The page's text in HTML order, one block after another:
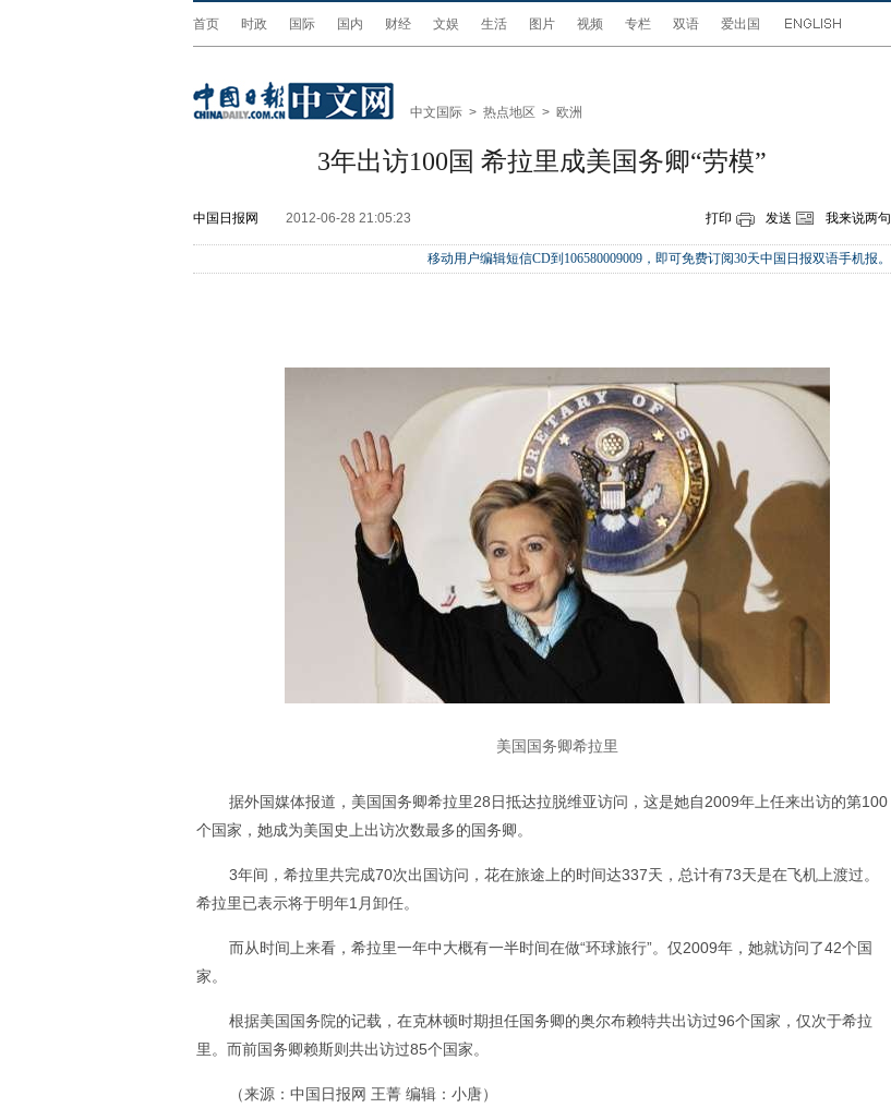
首页 时政 国际 国内 财经 文娱 生活 图片 视频 专栏 双语 爱出国
中文国际 > 热点地区 > 欧洲
3年出访100国 希拉里成美国务卿“劳模”
中国日报网 2012-06-28 21:05:23 打印 发送 我来说两句
移动用户编辑短信CD到106580009009，即可免费订阅30天中国日报双语手机报。
美国国务卿希拉里
据外国媒体报道，美国国务卿希拉里28日抵达拉脱维亚访问，这是她自2009年上任来出访的第100
个国家，她成为美国史上出访次数最多的国务卿。
3年间，希拉里共完成70次出国访问，花在旅途上的时间达337天，总计有73天是在飞机上渡过。
希拉里已表示将于明年1月卸任。
而从时间上来看，希拉里一年中大概有一半时间在做“环球旅行”。仅2009年，她就访问了42个国
家。
根据美国国务院的记载，在克林顿时期担任国务卿的奥尔布赖特共出访过96个国家，仅次于希拉
里。而前国务卿赖斯则共出访过85个国家。
（来源：中国日报网 王菁 编辑：小唐）